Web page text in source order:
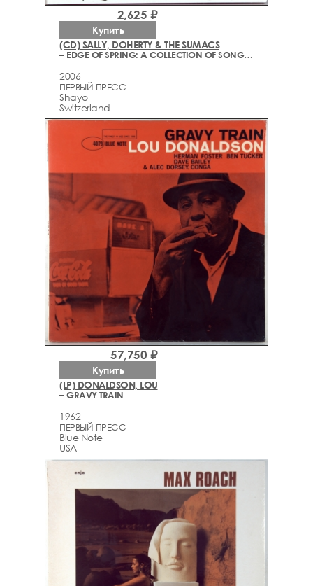
(CD) SALLY, DOHERTY & THE SUMACS
– EDGE OF SPRING: A COLLECTION OF SONGS (1995-2005)
2006
ПЕРВЫЙ ПРЕСС
Shayo
Switzerland
2,625 ₽
Купить
(LP) DONALDSON, LOU
– GRAVY TRAIN
1962
ПЕРВЫЙ ПРЕСС
Blue Note
USA
57,750 ₽
Купить